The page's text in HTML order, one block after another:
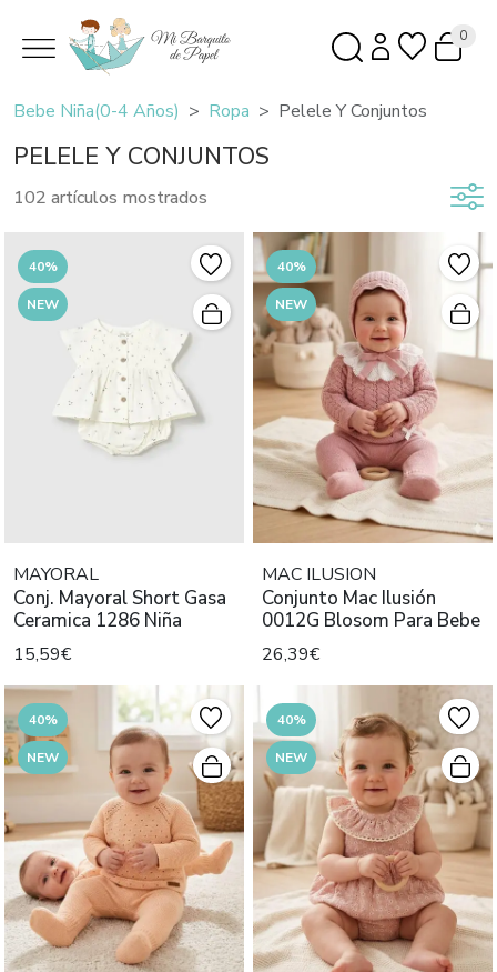
0
Bebe Niña(0-4 Años) Ropa Pelele Y Conjuntos
PELELE Y CONJUNTOS
102 artículos mostrados
40%
NEW
MAYORAL
Conj. Mayoral Short Gasa
Ceramica 1286 Niña
15,59€
40%
NEW
MAC ILUSION
Conjunto Mac Ilusión
0012G Blosom Para Bebe
26,39€
40%
NEW
40%
NEW